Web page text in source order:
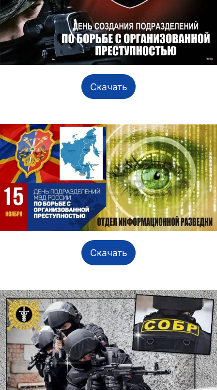
Скачать
Скачать